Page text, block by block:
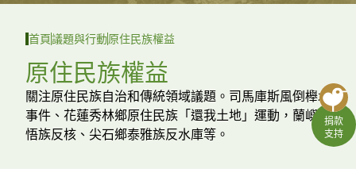
English
臉書
YouTube
捐款
支持
首頁議題與行動原住民族權益
原住民族權益
關注原住民族自治和傳統領域議題。司馬庫斯風倒櫸木
事件、花蓮秀林鄉原住民族「還我土地」運動，蘭嶼達
悟族反核、尖石鄉泰雅族反水庫等。